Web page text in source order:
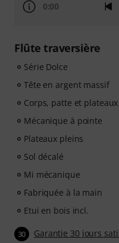
0:00
Flûte traversière
Série Dolce
Tête en argent massif
Corps, patte et
Mécanique à pointe
Plateaux pleins
Sol décalé
Mi mécanique
Fabriquée à la main
Etui en bois incl.
30 Garantie 30 jours